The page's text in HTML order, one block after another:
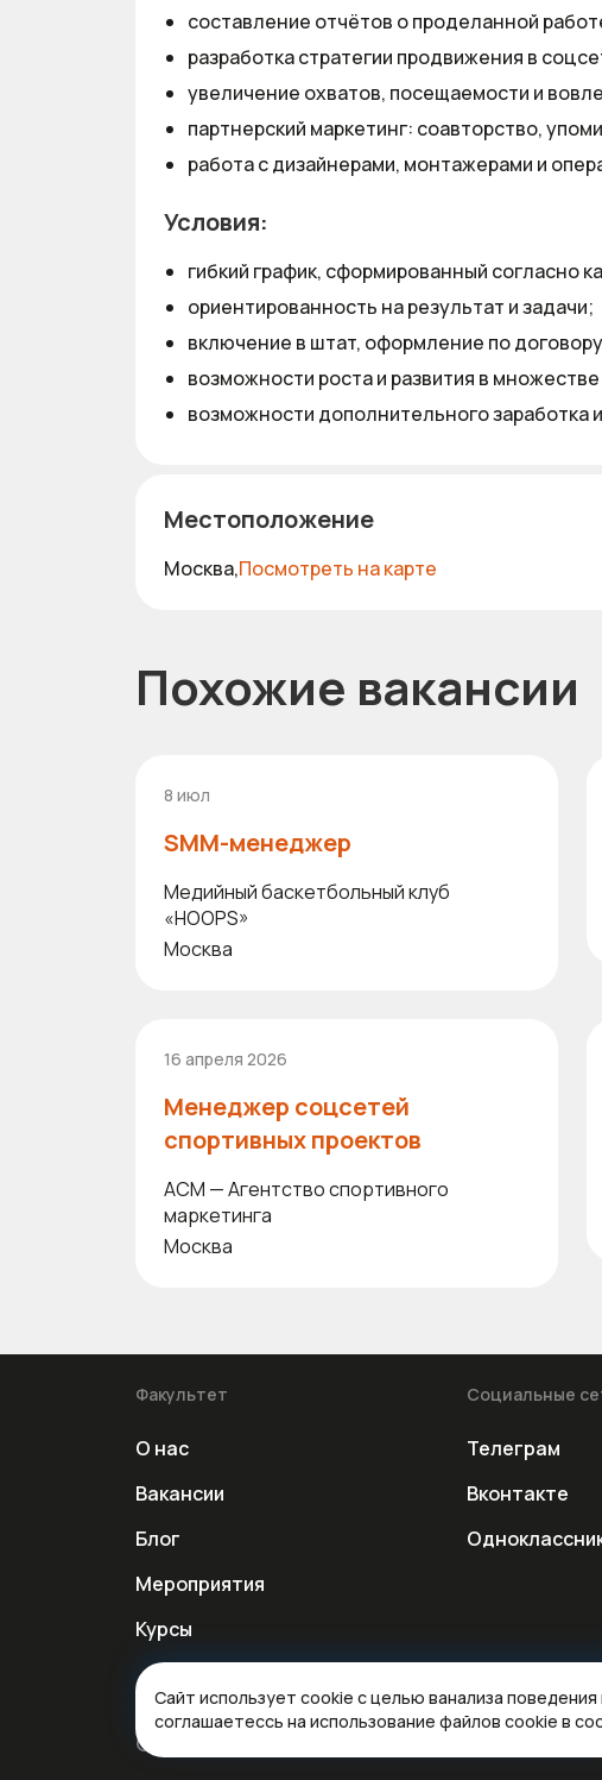
составление отчётов о проделанной
разработка стратегии продвижения в
увеличение охватов, посещаемости и
партнерский маркетинг: соавторство,
работа с дизайнерами, монтажерами и
Условия:
гибкий график, сформированный согласно
ориентированность на результат и задачи;
включение в штат, оформление по
возможности роста и развития в
возможности дополнительного заработка
Местоположение
Москва,Посмотреть на карте
Похожие вакансии
8 июл
SMM-менеджер
Медийный баскетбольный клуб
«HOOPS»
Москва
16 апреля 2026
Менеджер соцсетей
спортивных проектов
ACM — Агентство спортивного
маркетинга
Москва
Факультет
О нас
Вакансии
Блог
Мероприятия
Курсы
Социальные
Телеграм
Вконтакте
© 2026 Факультет
Сайт использует cookie с целью ванализа
соглашаетессь на использование файлов cookie в